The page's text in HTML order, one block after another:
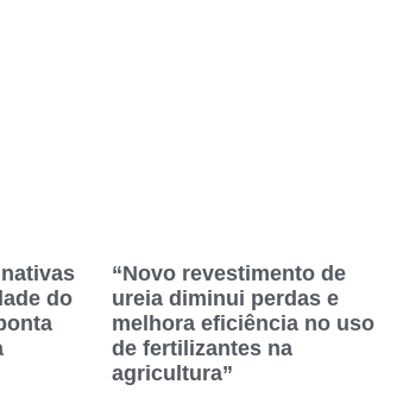
do
“Novo revestimento de
ureia diminui perdas e
melhora eficiência no uso
de fertilizantes na
agricultura”